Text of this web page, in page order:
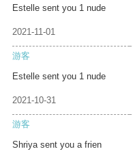
Estelle sent you 1 nude
2021-11-01
游客
Estelle sent you 1 nude
2021-10-31
游客
Shriya sent you a frien